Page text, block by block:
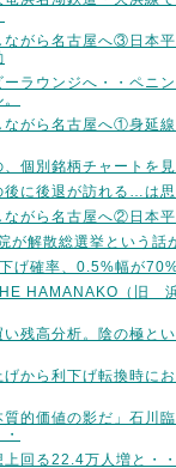
がら名古屋へ③日本平
ラウンジへ・・ペニ
ながら名古屋へ①身延
、個別銘柄チャートを
後に後退が訪れる…は思
ながら名古屋へ②日本
が解散総選挙という話
げ確率、0.5%幅が70%
HAMANAKO（旧
い残高分析。陰の極と
から利下げ転換時に
質的価値の影だ」石川
回る22.4万人増と・・